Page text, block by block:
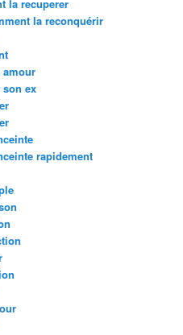
la recuperer
la reconquérir
amour
ex
rapidement